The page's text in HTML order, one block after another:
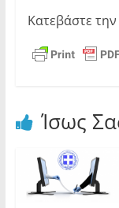
Κατεβάστε
Ίσως